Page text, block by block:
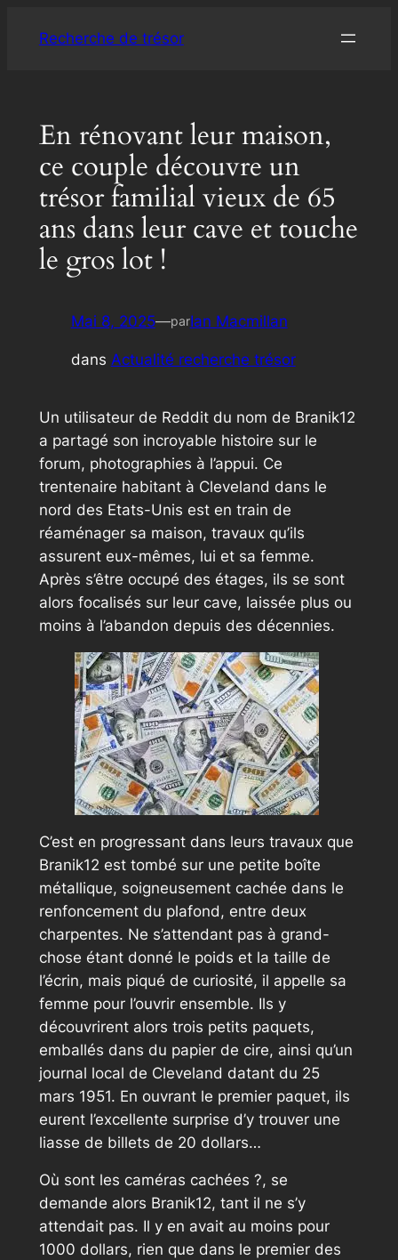
Recherche de trésor
En rénovant leur maison,
ce couple découvre un
trésor familial vieux de 65
ans dans leur cave et touche
le gros lot !
Mai 8, 2025—parIan Macmillan
dans Actualité recherche trésor
Un utilisateur de Reddit du nom de Branik12
a partagé son incroyable histoire sur le
forum, photographies à l’appui. Ce
trentenaire habitant à Cleveland dans le
nord des Etats-Unis est en train de
réaménager sa maison, travaux qu’ils
assurent eux-mêmes, lui et sa femme.
Après s’être occupé des étages, ils se sont
alors focalisés sur leur cave, laissée plus ou
moins à l’abandon depuis des décennies.
C’est en progressant dans leurs travaux que
Branik12 est tombé sur une petite boîte
métallique, soigneusement cachée dans le
renfoncement du plafond, entre deux
charpentes. Ne s’attendant pas à grand-
chose étant donné le poids et la taille de
l’écrin, mais piqué de curiosité, il appelle sa
femme pour l’ouvrir ensemble. Ils y
découvrirent alors trois petits paquets,
emballés dans du papier de cire, ainsi qu’un
journal local de Cleveland datant du 25
mars 1951. En ouvrant le premier paquet, ils
eurent l’excellente surprise d’y trouver une
liasse de billets de 20 dollars…
Où sont les caméras cachées ?, se
demande alors Branik12, tant il ne s’y
attendait pas. Il y en avait au moins pour
1000 dollars, rien que dans le premier des